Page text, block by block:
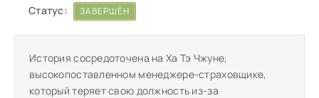
Статус:
ЗАВЕРШЁН
История сосредоточена на Ха Тэ Чжуне,
высокопоставленном менеджере-страховщике,
который теряет свою должность из-за